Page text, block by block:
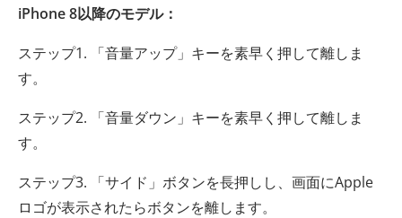
iPhone 8以降のモデル：
ステップ1. 「音量アップ」キーを素早く押して離しま
す。
ステップ2. 「音量ダウン」キーを素早く押して離しま
す。
ステップ3. 「サイド」ボタンを長押しし、画面にApple
ロゴが表示されたらボタンを離します。